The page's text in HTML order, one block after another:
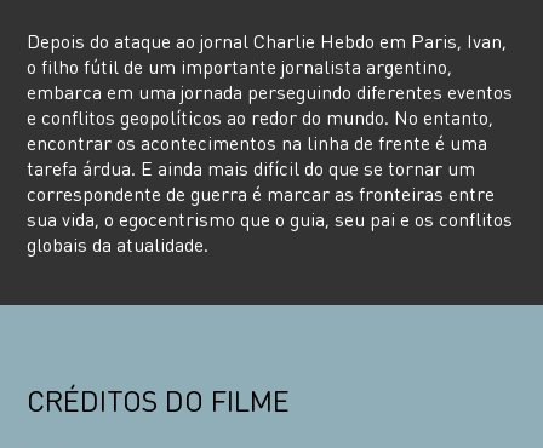
Depois do ataque ao jornal Charlie Hebdo em Paris, Ivan,
o filho fútil de um importante jornalista argentino,
embarca em uma jornada perseguindo diferentes eventos
e conflitos geopolíticos ao redor do mundo. No entanto,
encontrar os acontecimentos na linha de frente é uma
tarefa árdua. E ainda mais difícil do que se tornar um
correspondente de guerra é marcar as fronteiras entre
sua vida, o egocentrismo que o guia, seu pai e os conflitos
globais da atualidade.
CRÉDITOS DO FILME